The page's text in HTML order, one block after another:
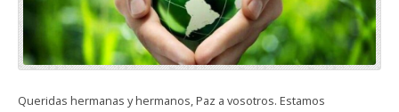
Queridas hermanas y hermanos, Paz a vosotros. Estamos